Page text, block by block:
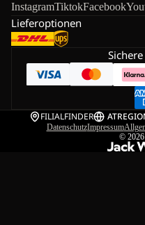
InstagramTiktokFacebook
Lieferoptionen
FILIALFINDER AT
DatenschutzImpressum
© 2026